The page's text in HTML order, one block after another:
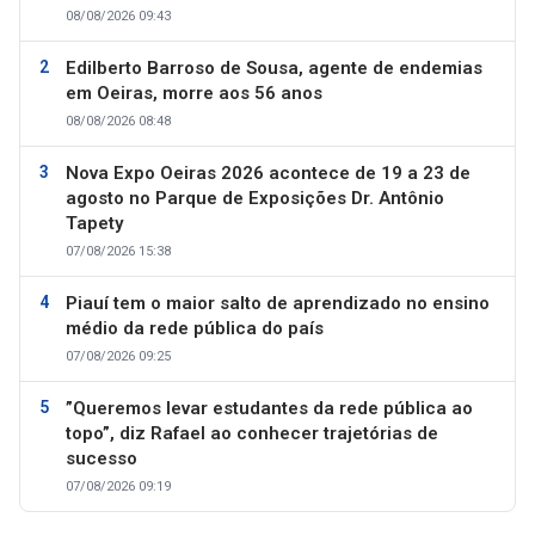
08/08/2026 09:43
Edilberto Barroso de Sousa, agente de endemias
em Oeiras, morre aos 56 anos
08/08/2026 08:48
Nova Expo Oeiras 2026 acontece de 19 a 23 de
agosto no Parque de Exposições Dr. Antônio
Tapety
07/08/2026 15:38
Piauí tem o maior salto de aprendizado no ensino
médio da rede pública do país
07/08/2026 09:25
”Queremos levar estudantes da rede pública ao
topo”, diz Rafael ao conhecer trajetórias de
sucesso
07/08/2026 09:19